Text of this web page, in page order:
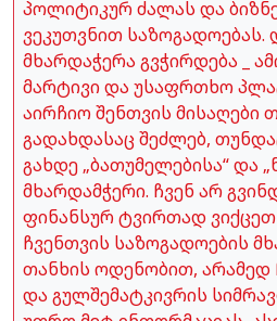
პოლიტიკურ ძალას და
ვეკუთვნით საზოგადოებას.
მხარდაჭერა გვჭირდება _
მარტივი და უსაფრთხო
აირჩიო შენთვის მისაღები
გადახდასაც შეძლებ,
გახდე „ბათუმელებისა“ და
მხარდამჭერი. ჩვენ არ
ფინანსურ ტვირთად ვიქცეთ
ჩვენთვის საზოგადოების
თანხის ოდენობით, არამედ
და გულშემატკივრის